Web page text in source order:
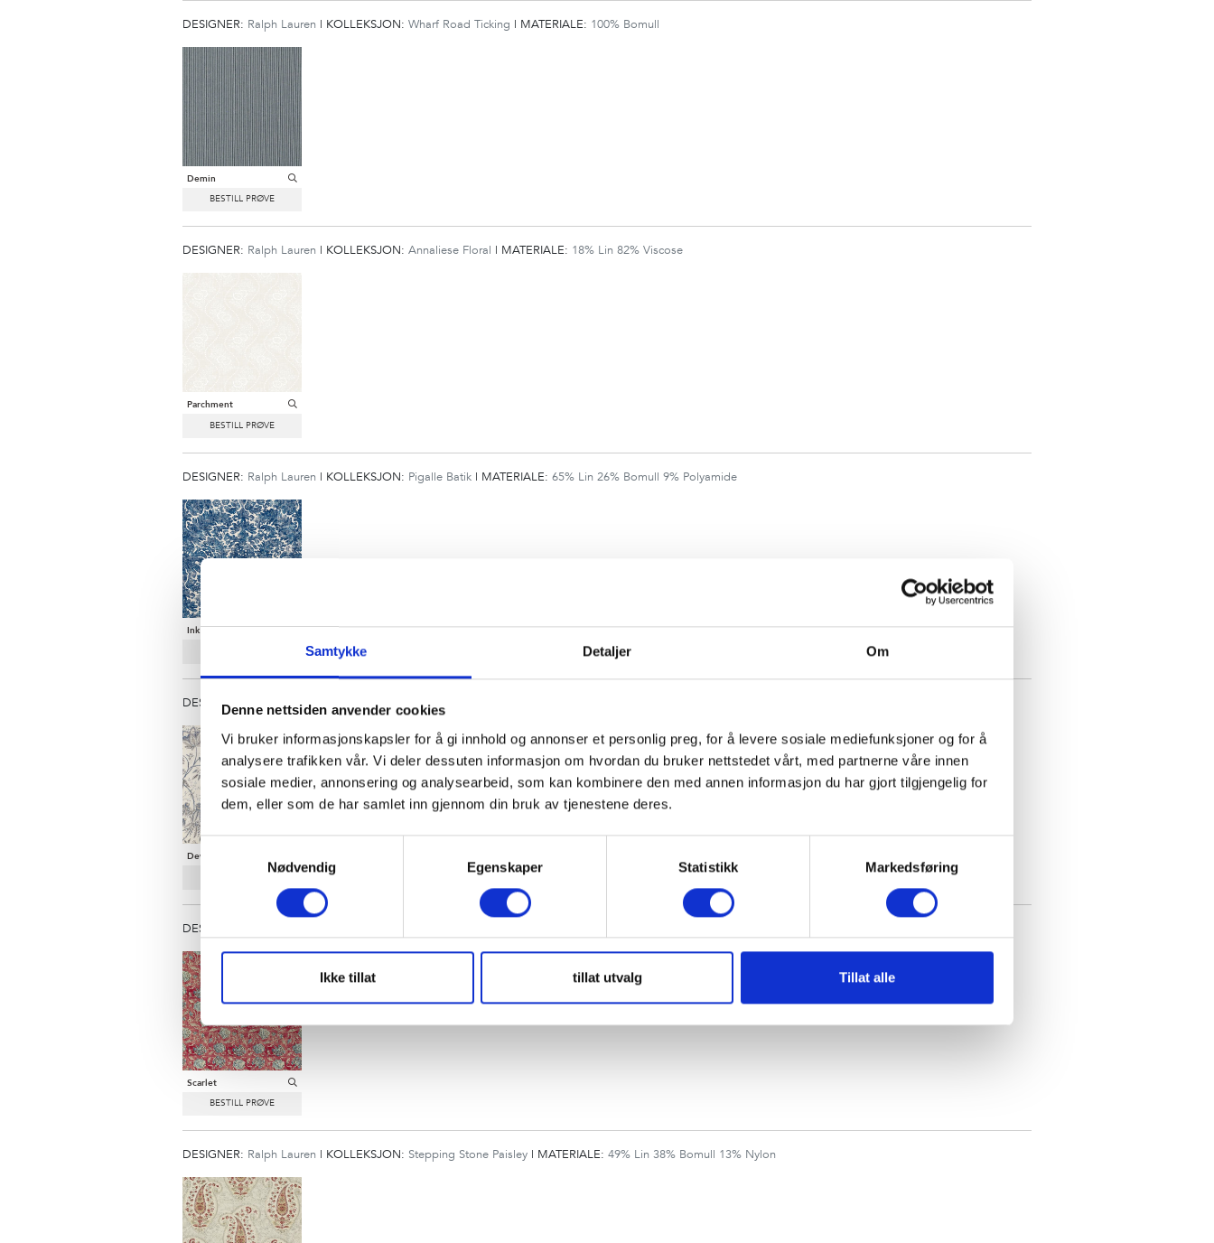
Samtykke Detaljer Om
Denne nettsiden anvender cookies
Vi bruker informasjonskapsler for å gi innhold og annonser et personlig preg, for å levere sosiale mediefunksjoner og for å
analysere trafikken vår. Vi deler dessuten informasjon om hvordan du bruker nettstedet vårt, med partnerne våre innen
sosiale medier, annonsering og analysearbeid, som kan kombinere den med annen informasjon du har gjort tilgjengelig for
dem, eller som de har samlet inn gjennom din bruk av tjenestene deres.
Samtykkevalg
Nødvendig
Egenskaper Statistikk Markedsføring
Ikke tillat tillat utvalg Tillat alle
DESIGNER: Ralph Lauren | KOLLEKSJON: Wharf Road Ticking | MATERIALE: 100% Bomull
Demin
DESIGNER: Ralph Lauren | KOLLEKSJON: Annaliese Floral | MATERIALE: 18% Lin 82% Viscose
Parchment
DESIGNER: Ralph Lauren | KOLLEKSJON: Pigalle Batik | MATERIALE: 65% Lin 26% Bomull 9% Polyamide
Ink
DESIGNER: Ralph Lauren KOLLEKSJON: Pillar Point Floral
Dew
DESIGNER:
Scarlet
DESIGNER: Ralph Lauren | KOLLEKSJON: Stepping Stone Paisley | MATERIALE: 49% Lin 38% Bomull 13% Nylon